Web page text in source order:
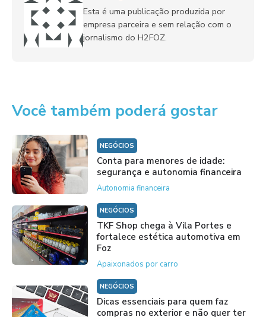
Esta é uma publicação produzida por
empresa parceira e sem relação com o
jornalismo do H2FOZ.
Você também poderá gostar
NEGÓCIOS
Conta para menores de idade:
segurança e autonomia financeira
Autonomia financeira
NEGÓCIOS
TKF Shop chega à Vila Portes e
fortalece estética automotiva em
Foz
Apaixonados por carro
NEGÓCIOS
Dicas essenciais para quem faz
compras no exterior e não quer ter